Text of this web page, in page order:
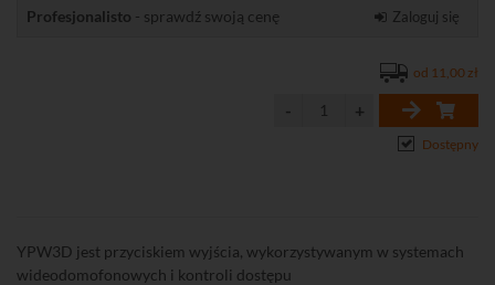
Profesjonalisto - sprawdź swoją cenę Zaloguj się
od 11,00 zł
Dostępny
YPW3D jest przyciskiem wyjścia, wykorzystywanym w systemach
wideodomofonowych i kontroli dostępu